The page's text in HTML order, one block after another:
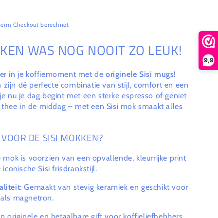
9,9
Checkout berechnet
WAS NOG NOOIT ZO LEUK!
in je koffiemoment met de originele Sisi mugs!
zijn dé perfecte combinatie van stijl, comfort en een
nu je dag begint met een sterke espresso of geniet
in de middag – met een Sisi mok smaakt alles
DE SISI MOKKEN?
mok is voorzien van een opvallende, kleurrijke print
Sisi frisdrankstijl.
: Gemaakt van stevig keramiek en geschikt voor
magnetron.